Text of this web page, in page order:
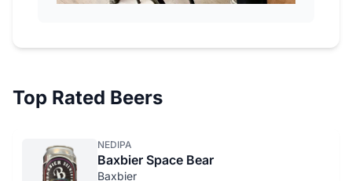
Top Rated Beers
NEDIPA
Baxbier Space Bear
Baxbier